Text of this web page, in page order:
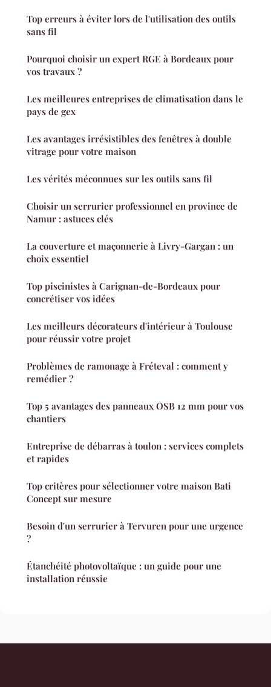
Top erreurs à éviter lors de l'utilisation des outils
sans fil
Pourquoi choisir un expert RGE à Bordeaux pour
vos travaux ?
Les meilleures entreprises de climatisation dans le
pays de gex
Les avantages irrésistibles des fenêtres à double
vitrage pour votre maison
Les vérités méconnues sur les outils sans fil
Choisir un serrurier professionnel en province de
Namur : astuces clés
La couverture et maçonnerie à Livry-Gargan : un
choix essentiel
Top piscinistes à Carignan-de-Bordeaux pour
concrétiser vos idées
Les meilleurs décorateurs d'intérieur à Toulouse
pour réussir votre projet
Problèmes de ramonage à Fréteval : comment y
remédier ?
Top 5 avantages des panneaux OSB 12 mm pour vos
chantiers
Entreprise de débarras à toulon : services complets
et rapides
Top critères pour sélectionner votre maison Bati
Concept sur mesure
Besoin d'un serrurier à Tervuren pour une urgence
?
Étanchéité photovoltaïque : un guide pour une
installation réussie